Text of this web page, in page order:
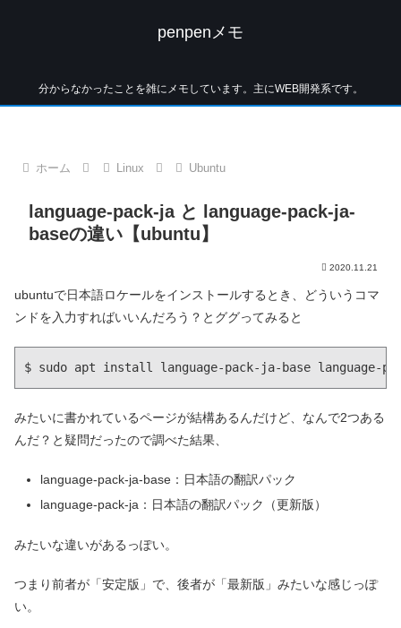
penpenメモ
分からなかったことを雑にメモしています。主にWEB開発系です。
ホーム Linux Ubuntu
language-pack-ja と language-pack-ja-
baseの違い【ubuntu】
2020.11.21
ubuntuで日本語ロケールをインストールするとき、どういうコマ
ンドを入力すればいいんだろう？とググってみると
$ sudo apt install language-pack-ja-base language-
みたいに書かれているページが結構あるんだけど、なんで2つある
んだ？と疑問だったので調べた結果、
language-pack-ja-base：日本語の翻訳パック
language-pack-ja：日本語の翻訳パック（更新版）
みたいな違いがあるっぽい。
つまり前者が「安定版」で、後者が「最新版」みたいな感じっぽ
い。